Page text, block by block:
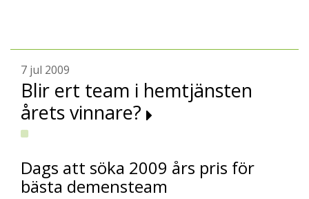
7 jul 2009
Blir ert team i hemtjänsten
årets vinnare?
Dags att söka 2009 års pris för
bästa demensteam